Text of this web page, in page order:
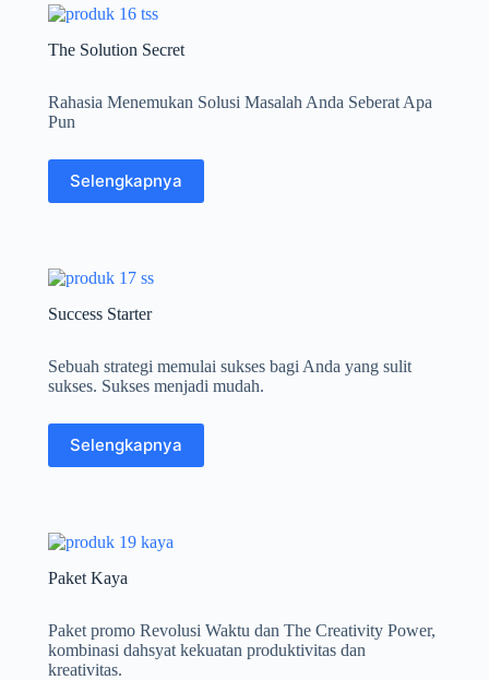
The Solution Secret
Rahasia Menemukan Solusi Masalah Anda Seberat Apa
Pun
Selengkapnya
Success Starter
Sebuah strategi memulai sukses bagi Anda yang sulit
sukses. Sukses menjadi mudah.
Selengkapnya
Paket Kaya
Paket promo Revolusi Waktu dan The Creativity Power,
kombinasi dahsyat kekuatan produktivitas dan
kreativitas.